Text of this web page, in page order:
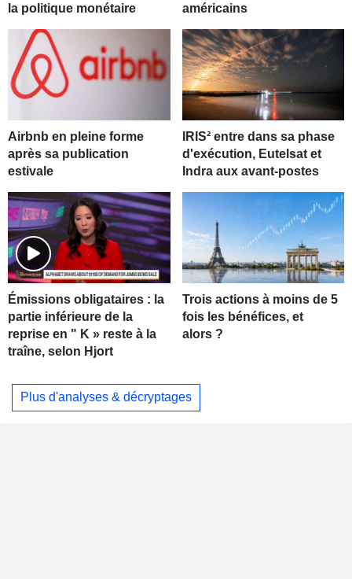
la politique monétaire
américains
Airbnb en pleine forme
après sa publication
estivale
IRIS² entre dans sa phase
d'exécution, Eutelsat et
Indra aux avant-postes
Émissions obligataires : la
partie inférieure de la
reprise en " K » reste à la
traîne, selon Hjort
Trois actions à moins de 5
fois les bénéfices, et
alors ?
Plus d'analyses & décryptages